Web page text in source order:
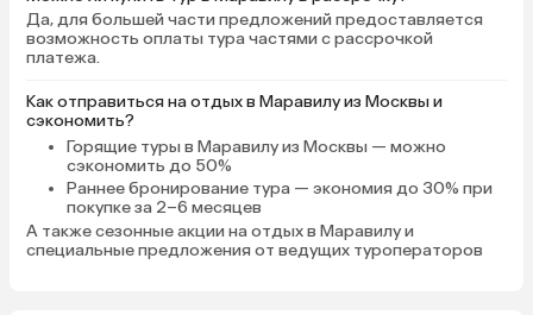
Да, для большей части предложений предоставляется
возможность оплаты тура частями с рассрочкой
платежа.
Как отправиться на отдых в Маравилу из Москвы и
сэкономить?
Горящие туры в Маравилуиз Москвы — можно
сэкономить до 50%
Раннее бронирование тура — экономия до 30% при
покупке за 2–6 месяцев
А такжесезонные акции на отдых в Маравилуи
специальные предложения от ведущих туроператоров